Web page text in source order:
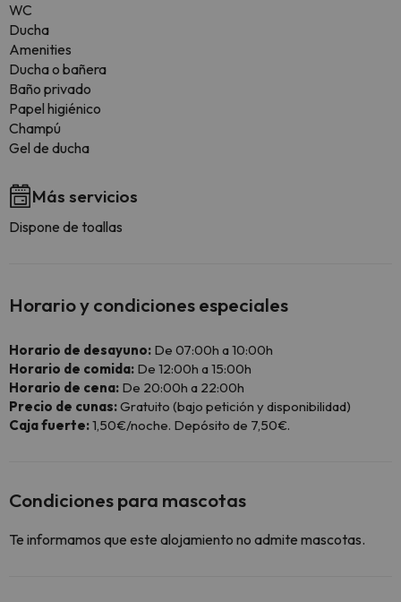
WC
Ducha
Amenities
Ducha o bañera
Baño privado
Papel higiénico
Champú
Gel de ducha
Más servicios
Dispone de toallas
Horario y condiciones especiales
Horario de desayuno: De 07:00h a 10:00h
Horario de comida: De 12:00h a 15:00h
Horario de cena: De 20:00h a 22:00h
Precio de cunas:Gratuito (bajo petición y disponibilidad)
Caja fuerte:1,50€/noche. Depósito de 7,50€.
Condiciones para mascotas
Te informamos que este alojamiento no admite mascotas.